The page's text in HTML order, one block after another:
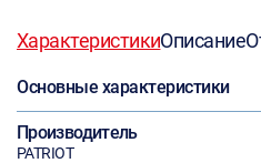
ХарактеристикиОписание
Основные характеристики
Производитель
PATRIOT